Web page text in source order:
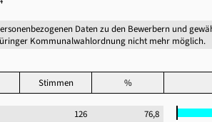
Daten zu den Bewerbern und
Kommunalwahlordnung nicht mehr möglich.
Stimmen %
126
76,8